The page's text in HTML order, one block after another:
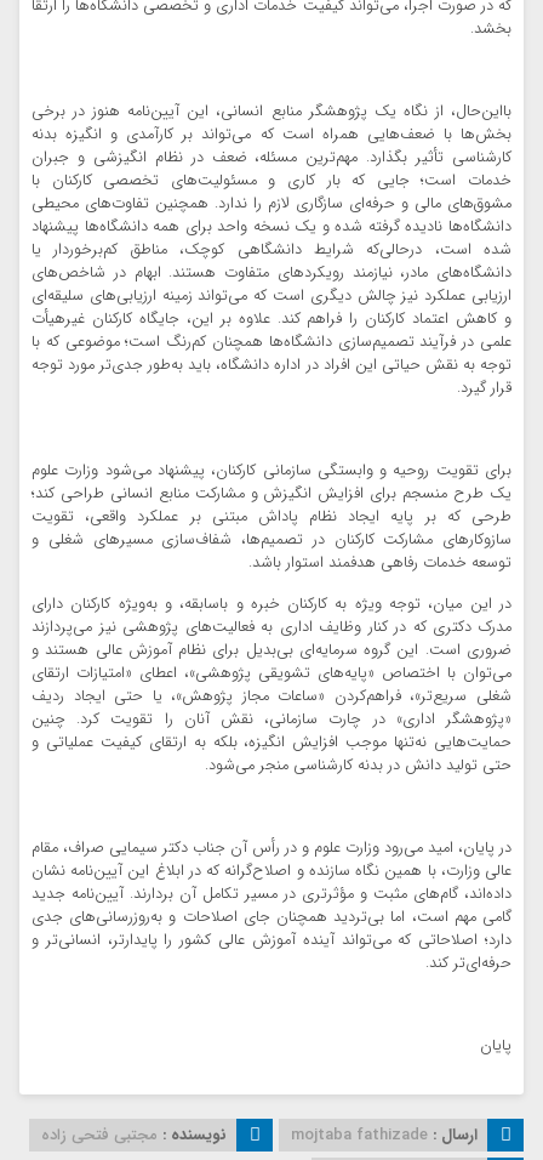
که در صورت اجرا، می‌تواند کیفیت خدمات اداری و تخصصی دانشگاه‌ها را ارتقا
بخشد.
بااین‌حال، از نگاه یک پژوهشگر منابع انسانی، این آیین‌نامه هنوز در برخی
بخش‌ها با ضعف‌هایی همراه است که می‌تواند بر کارآمدی و انگیزه بدنه
کارشناسی تأثیر بگذارد. مهم‌ترین مسئله، ضعف در نظام انگیزشی و جبران
خدمات است؛ جایی که بار کاری و مسئولیت‌های تخصصی کارکنان با
مشوق‌های مالی و حرفه‌ای سازگاری لازم را ندارد. همچنین تفاوت‌های محیطی
دانشگاه‌ها نادیده گرفته شده و یک نسخه واحد برای همه دانشگاه‌ها پیشنهاد
شده است، درحالی‌که شرایط دانشگاهی کوچک، مناطق کم‌برخوردار یا
دانشگاه‌های مادر، نیازمند رویکردهای متفاوت هستند. ابهام در شاخص‌های
ارزیابی عملکرد نیز چالش دیگری است که می‌تواند زمینه ارزیابی‌های سلیقه‌ای
و کاهش اعتماد کارکنان را فراهم کند. علاوه بر این، جایگاه کارکنان غیرهیأت
علمی در فرآیند تصمیم‌سازی دانشگاه‌ها همچنان کم‌رنگ است؛ موضوعی که با
توجه به نقش حیاتی این افراد در اداره دانشگاه، باید به‌طور جدی‌تر مورد توجه
قرار گیرد.
برای تقویت روحیه و وابستگی سازمانی کارکنان، پیشنهاد می‌شود وزارت علوم
یک طرح منسجم برای افزایش انگیزش و مشارکت منابع انسانی طراحی کند؛
طرحی که بر پایه ایجاد نظام پاداش مبتنی بر عملکرد واقعی، تقویت
سازوکارهای مشارکت کارکنان در تصمیم‌ها، شفاف‌سازی مسیرهای شغلی و
توسعه خدمات رفاهی هدفمند استوار باشد.
در این میان، توجه ویژه به کارکنان خبره و باسابقه، و به‌ویژه کارکنان دارای
مدرک دکتری که در کنار وظایف اداری به فعالیت‌های پژوهشی نیز می‌پردازند
ضروری است. این گروه سرمایه‌ای بی‌بدیل برای نظام آموزش عالی هستند و
می‌توان با اختصاص «پایه‌های تشویقی پژوهشی»، اعطای «امتیازات ارتقای
شغلی سریع‌تر»، فراهم‌کردن «ساعات مجاز پژوهش»، یا حتی ایجاد ردیف
«پژوهشگر اداری» در چارت سازمانی، نقش آنان را تقویت کرد. چنین
حمایت‌هایی نه‌تنها موجب افزایش انگیزه، بلکه به ارتقای کیفیت عملیاتی و
حتی تولید دانش در بدنه کارشناسی منجر می‌شود.
در پایان، امید می‌رود وزارت علوم و در رأس آن جناب دکتر سیمایی صراف، مقام
عالی وزارت، با همین نگاه سازنده و اصلاح‌گرانه که در ابلاغ این آیین‌نامه نشان
داده‌اند، گام‌های مثبت و مؤثرتری در مسیر تکامل آن بردارند. آیین‌نامه جدید
گامی مهم است، اما بی‌تردید همچنان جای اصلاحات و به‌روزرسانی‌های جدی
دارد؛ اصلاحاتی که می‌تواند آینده آموزش عالی کشور را پایدارتر، انسانی‌تر و
حرفه‌ای‌تر کند.
پایان
ارسال : mojtaba fathizade نویسنده : مجتبی فتحی زاده